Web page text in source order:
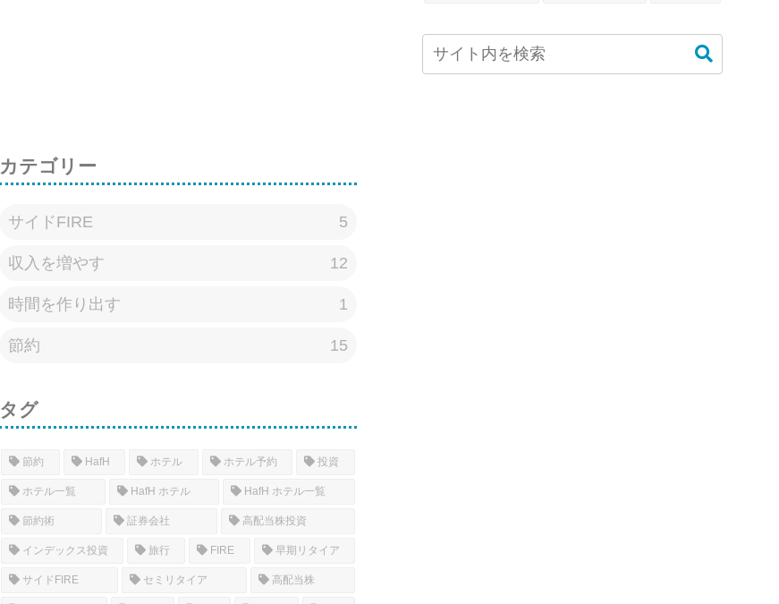
カテゴリー
サイドFIRE 5
収入を増やす 12
時間を作り出す 1
節約 15
タグ
節約 HafH ホテル ホテル予約 投資
ホテル一覧 HafH ホテル HafH ホテル一覧
節約術 証券会社 高配当株投資
インデックス投資 旅行 FIRE 早期リタイア
サイドFIRE セミリタイア 高配当株